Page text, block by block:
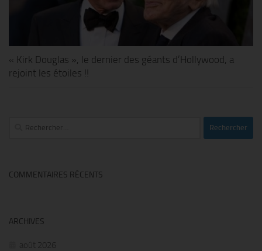
« Kirk Douglas », le dernier des géants d’Hollywood, a
rejoint les étoiles !!
Rechercher :
COMMENTAIRES RÉCENTS
ARCHIVES
août 2026